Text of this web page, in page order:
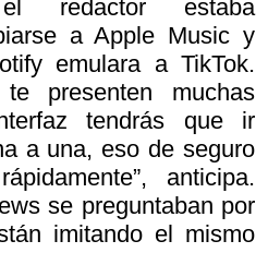
redactor estaba
a Apple Music y
emulara a TikTok.
presenten muchas
tendrás que ir
a una, eso de seguro
anticipa.
se preguntaban por
imitando el mismo